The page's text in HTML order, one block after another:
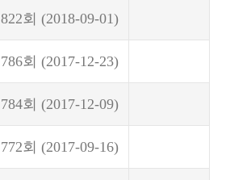
822회 (2018-09-01)
786회 (2017-12-23)
784회 (2017-12-09)
772회 (2017-09-16)